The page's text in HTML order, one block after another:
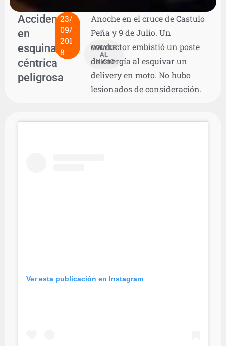
Accidente
en
esquina
céntrica
peligrosa
23/
09/
201
8
VOLVER
AL
INICIO
Anoche en el cruce de Castulo
Peña y 9 de Julio. Un
conductor embistió un poste
de energía al esquivar un
delivery en moto. No hubo
lesionados de consideración.
Ver esta publicación en Instagram